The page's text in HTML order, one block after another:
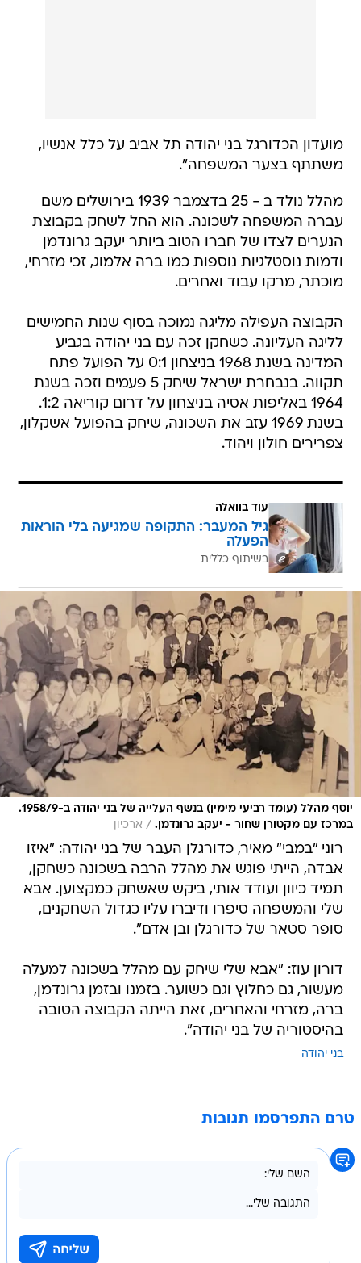
מועדון הכדורגל בני יהודה תל אביב על כלל אנשיו,
משתתף בצער המשפחה".
מהלל נולד ב - 25 בדצמבר 1939 בירושלים משם
עברה המשפחה לשכונה. הוא החל לשחק בקבוצת
הנערים לצדו של חברו הטוב ביותר יעקב גרונדמן
ודמות נוסטלגיות נוספות כמו ברה אלמוג, זכי מזרחי,
מוכתר, מרקו עבוד ואחרים.
הקבוצה העפילה מליגה נמוכה בסוף שנות החמישים
לליגה העליונה. כשחקן זכה עם בני יהודה בגביע
המדינה בשנת 1968 בניצחון 0:1 על הפועל פתח
תקווה. בנבחרת ישראל שיחק 5 פעמים וזכה בשנת
1964 באליפות אסיה בניצחון על דרום קוריאה 1:2.
בשנת 1969 עזב את השכונה, שיחק בהפועל אשקלון,
צפרירים חולון ויהוד.
עוד בוואלה
גיל המעבר: התקופה שמגיעה בלי הוראות
הפעלה
בשיתוף כללית
יוסף מהלל (עומד רביעי מימין) בנשף העלייה של בני יהודה ב-1958/9.
במרכז עם מקטורן שחור - יעקב גרונדמן. / ארכיון
רוני "במבי" מאיר, כדורגלן העבר של בני יהודה: "איזו
אבדה, הייתי פוגש את מהלל הרבה בשכונה כשחקן,
תמיד כיוון ועודד אותי, ביקש שאשחק כמקצוען. אבא
שלי והמשפחה סיפרו ודיברו עליו כגדול השחקנים,
סופר סטאר של כדורגלן ובן אדם".
דורון עוז: "אבא שלי שיחק עם מהלל בשכונה למעלה
מעשור, גם כחלוץ וגם כשוער. בזמנו ובזמן גרונדמן,
ברה, מזרחי והאחרים, זאת הייתה הקבוצה הטובה
בהיסטוריה של בני יהודה".
בני יהודה
טרם התפרסמו תגובות